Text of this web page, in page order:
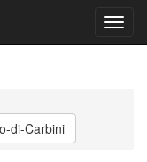
Menu
di-Carbini